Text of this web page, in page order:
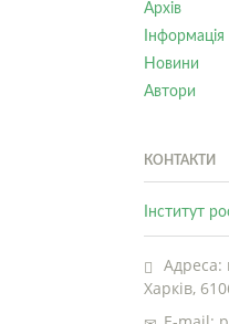
Архів
Інформація
Новини
Автори
КОНТАКТИ
Інститут
Адреса:
Харків,